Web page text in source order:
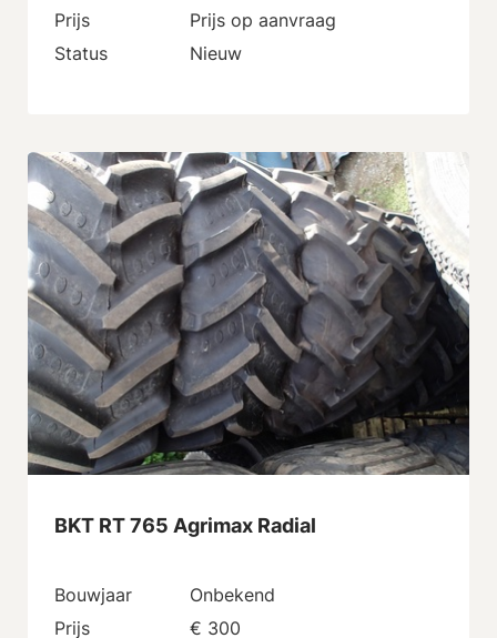
Prijs
Prijs op aanvraag
Status
Nieuw
BKT RT 765 Agrimax Radial
Bouwjaar
Onbekend
Prijs
€ 300